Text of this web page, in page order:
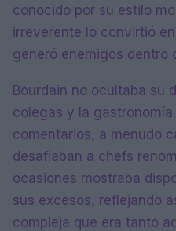
conocido por su estilo
irreverente lo convirtió
generó enemigos dentro
Bourdain no ocultaba su
colegas y la
comentarios, a menudo
desafiaban a chefs
ocasiones mostraba
sus excesos, reflejando
compleja que era tanto